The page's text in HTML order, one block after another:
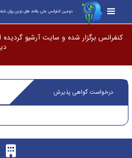
دومین کنفرانس ملی یافته های نوین روان
کنفرانس برگزار شده و سایت آرشیو
درخواست گواهی پذیرش